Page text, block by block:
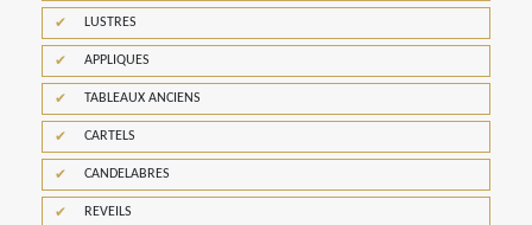
LUSTRES
APPLIQUES
TABLEAUX ANCIENS
CARTELS
CANDELABRES
REVEILS